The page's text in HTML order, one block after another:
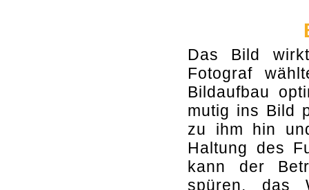
Das Bild
Fotograf
Bildaufbau
mutig ins Bild
zu ihm hin
Haltung des
kann der
spüren, das